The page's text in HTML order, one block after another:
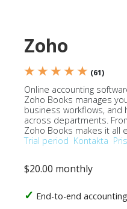
Zoho
★ ★ ★ ★ ★ (61)
Online accounting
Zoho Books manages
business workflows, and
across departments.
Zoho Books makes it all
Trial period Kontakta
$20.00 monthly
End-to-end accounting